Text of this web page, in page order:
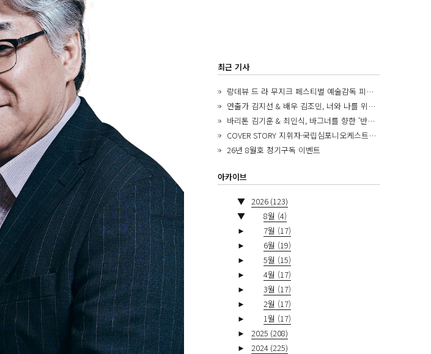
최근 기사
랑데뷰 드 라 무지크 페스티벌 예술감독 피아니스트 김혜진, 5년간의 여정을 돌아보며
연출가 김지선 & 배우 김조민, 너와 나를 위한 ‘모두의 숲’에서 만나는 동심
바리톤 김기훈 & 최인식, 바그너를 향한 ‘반지 원정대’를 앞두고
COVER STORY 지휘자·국립심포니오케스트라 제8대 음악감독 로베르토 아바도
26년 8월호 정기구독 이벤트
아카이브
▼ 2026 (123)
▼
8월 (4)
►
7월 (17)
►
6월 (19)
►
5월 (15)
►
4월 (17)
►
3월 (17)
►
2월 (17)
►
1월 (17)
►
2025 (208)
►
2024 (225)